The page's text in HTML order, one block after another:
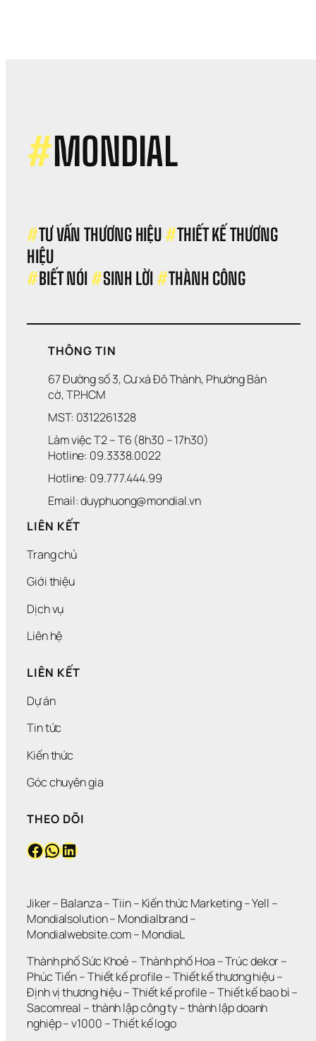
#MONDIAL
#TƯ VẤN THƯƠNG HIỆU #THIẾT KẾ THƯƠNG
HIỆU
#BIẾT NÓI #SINH LỜI #THÀNH CÔNG
THÔNG TIN
67 Đường số 3, Cư xá Đô Thành, Phường Bàn
cờ, TP.HCM
MST: 0312261328
Làm việc T2 – T6 (8h30 – 17h30)
Hotline: 09.3338.0022
Hotline: 09.777.444.99
Email: duyphuong@mondial.vn
LIÊN KẾT
Trang chủ
Giới thiệu
Dịch vụ
Liên hệ
LIÊN KẾT
Dự án
Tin tức
Kiến thức
Góc chuyên gia
THEO DÕI
Facebook WhatsApp LinkedIn
Jiker – Balanza – Tiin – Kiến thức Marketing – Yell
Mondialsolution – Mondialbrand
Mondialwebsite.com – MondiaL
Thành phố Sức Khoẻ – Thành phố Hoa – Trúc dekor
Phúc Tiến – Thiết kế profile – Thiết kế thương hiệu
Định vị thương hiệu – Thiết kế profile – Thiết kế bao bì
Sacomreal – thành lập công ty – thành lập doanh
nghiệp – v1000 – Thiết kế logo